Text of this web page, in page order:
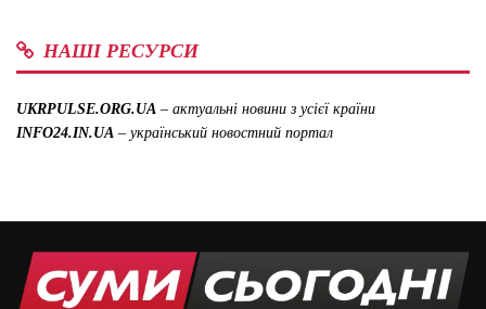
НАШІ РЕСУРСИ
UKRPULSE.ORG.UA – актуальні новини з усієї країни
INFO24.IN.UA – український новостний портал